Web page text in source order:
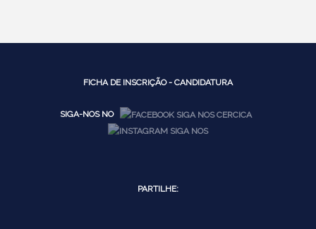
FICHA DE INSCRIÇÃO - CANDIDATURA
SIGA-NOS NO
PARTILHE: